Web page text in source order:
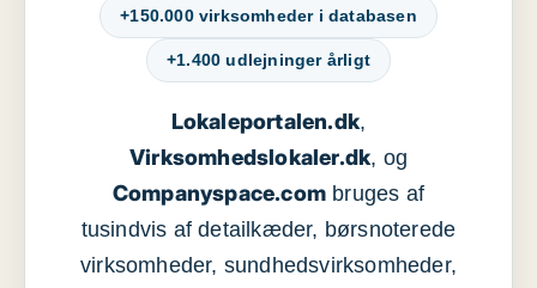
+150.000 virksomheder i databasen
+1.400 udlejninger årligt
Lokaleportalen.dk,
Virksomhedslokaler.dk, og
Companyspace.com bruges af
tusindvis af detailkæder, børsnoterede
virksomheder, sundhedsvirksomheder,